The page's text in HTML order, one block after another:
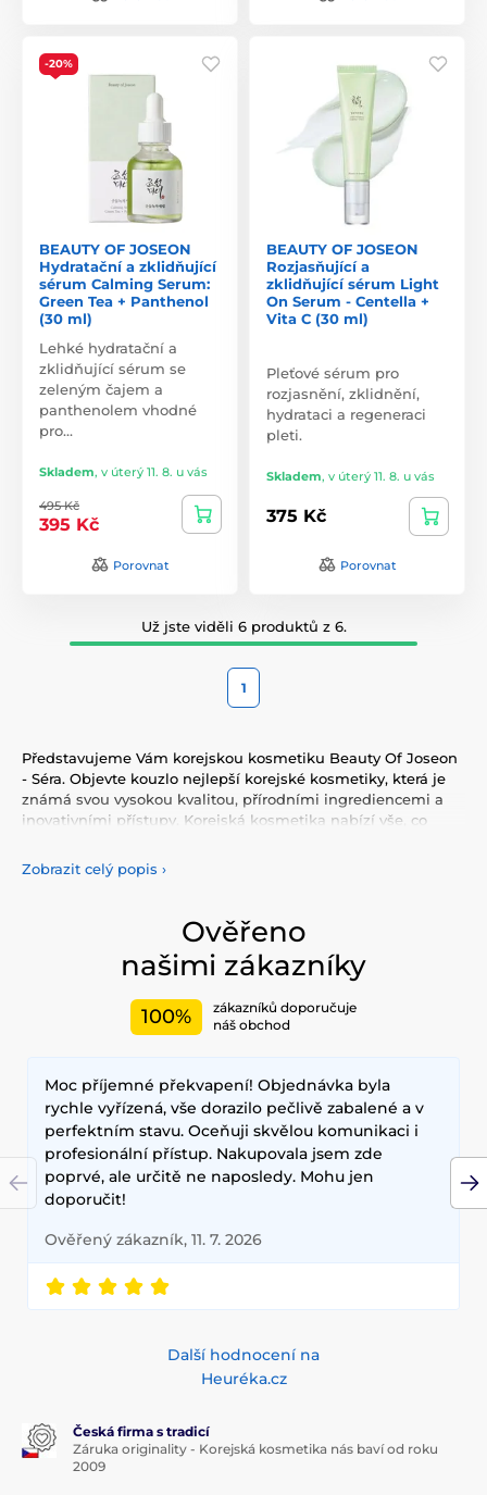
-20%
BEAUTY OF JOSEON
Hydratační a zklidňující
sérum Calming Serum:
Green Tea + Panthenol
(30 ml)
Lehké hydratační a
zklidňující sérum se
zeleným čajem a
panthenolem vhodné
pro…
Skladem, v úterý 11. 8. u vás
495 Kč
395 Kč
Porovnat
BEAUTY OF JOSEON
Rozjasňující a
zklidňující sérum Light
On Serum - Centella +
Vita C (30 ml)
Pleťové sérum pro
rozjasnění, zklidnění,
hydrataci a regeneraci
pleti.
Skladem, v úterý 11. 8. u vás
375 Kč
Porovnat
Už jste viděli 6 produktů z 6.
1
Představujeme Vám korejskou kosmetiku Beauty Of Joseon
- Séra. Objevte kouzlo nejlepší korejské kosmetiky, která je
známá svou vysokou kvalitou, přírodními ingrediencemi a
inovativními přístupy. Korejská kosmetika nabízí vše, co
séra, esence, pleťové krémy, vše pro odlíčení a čištění pleti.
Korejská kosmetika se také proslavila svými pleťovými
Doporučujeme také vyzkoušet péči o vlasy, jako jsou
šampony, kondicionery, masky, oleje a další. Nesmíme
zapomenout také na dekorativní kosmetiku pro Váš
Mezi nejčastěji používané ingredience patří šnečí extrakt,
elasticitu. Hlavními benefity korejské kosmetiky jsou
dlouhodobé výsledky, přírodní složení a inovativní
technologie, které zajišťují zdravou a zářivou pleť.
Zobrazit celý popis ›
Ověřeno
našimi zákazníky
100%
zákazníků doporučuje
náš obchod
Moc příjemné překvapení! Objednávka byla
rychle vyřízená, vše dorazilo pečlivě zabalené a v
perfektním stavu. Oceňuji skvělou komunikaci i
profesionální přístup. Nakupovala jsem zde
poprvé, ale určitě ne naposledy. Mohu jen
doporučit!
Ověřený zákazník, 11. 7. 2026
Další hodnocení na
Heuréka.cz
Česká firma s tradicí
Záruka originality - Korejská kosmetika nás baví od roku
2009